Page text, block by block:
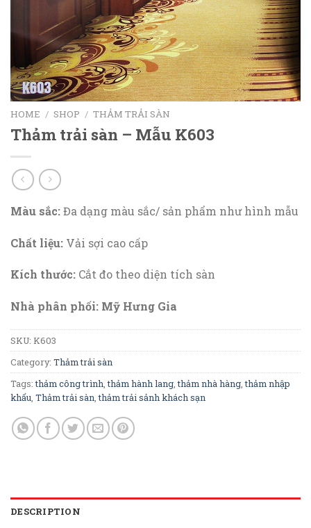
HOME / SHOP / THẢM TRẢI SÀN
Thảm trải sàn – Mẫu K603
Màu sắc:Đa dạng màu sắc/ sản phẩm như hình mẫu
Chất liệu: Vải sợi cao cấp
Kích thước: Cắt đo theo diện tích sàn
Nhà phân phối: Mỹ Hưng Gia
SKU: K603
Category: Thảm trải sàn
Tags:thảm công trình ,thảm hành lang ,thảm nhà hàng ,thảm nhập
khẩu Thảm trải sàn ,thảm trải sảnh khách sạn
DESCRIPTION